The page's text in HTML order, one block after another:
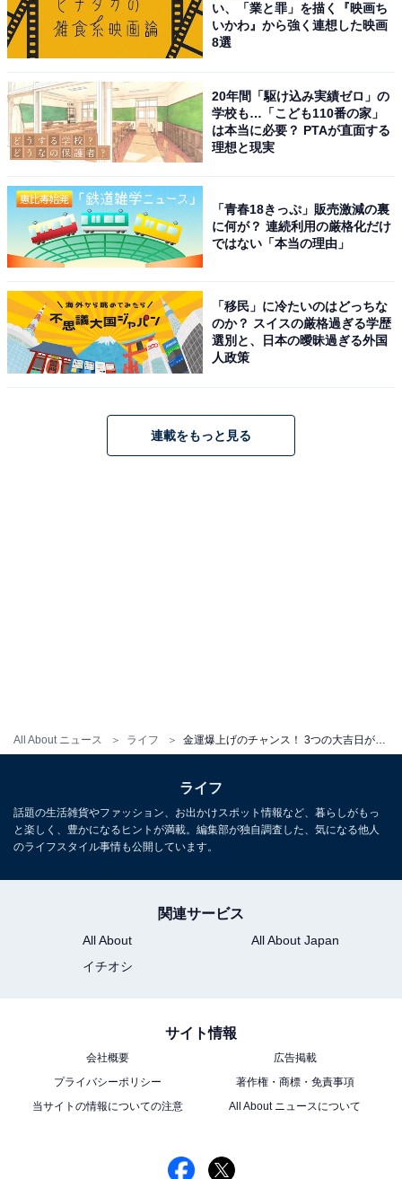
All About ニュース ライフ
一粒万倍日（いちりゅうまんばいび）は、「たった一粒
の籾（もみ）をまけば、やがて万倍にも実って立派な稲
穂になる」とされる、とても縁起のいい日です。
この日に始めたことは、たとえ小さな一歩であっても、
大きな成果へとつながると言われています。そのため、
「成長させたいこと」「将来の豊かさにつながること」
をスタートするのに最良の日です。
例えば、スキルアップのための勉強や、新しい習い事、
趣味を始めるのにも最適。また、自己投資だけでなく、
のスタート、お財布の新調など、お金にまつわるアクシ
ョンにもおすすめです。
的。ご利益も万倍になるともいわれています。
こちらもおすすめ
10月6日に実践したい！ 2026年の金運を呼ぶ
い、「業と罪」を描く『映画ち
いかわ』から強く連想した映画
8選
20年間「駆け込み実績ゼロ」の
学校も…「こども110番の家」
は本当に必要？ PTAが直面する
理想と現実
「青春18きっぷ」販売激減の裏
に何が？ 連続利用の厳格化だけ
ではない「本当の理由」
「移民」に冷たいのはどっちな
のか？ スイスの厳格過ぎる学歴
選別と、日本の曖昧過ぎる外国
人政策
連載をもっと見る
ライフ
話題の生活雑貨やファッション、お出かけスポット情報など、暮らしがもっ
と楽しく、豊かになるヒントが満載。編集部が独自調査した、気になる他人
のライフスタイル事情も公開しています。
関連サービス
All About
All About Japan
イチオシ
サイト情報
会社概要
広告掲載
プライバシーポリシー
著作権・商標・免責事項
当サイトの情報についての注意
All About ニュースについて